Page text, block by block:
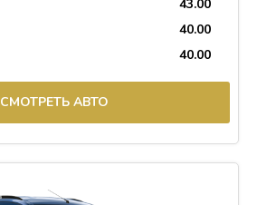
43.00
40.00
40.00
СМОТРЕТЬ АВТО